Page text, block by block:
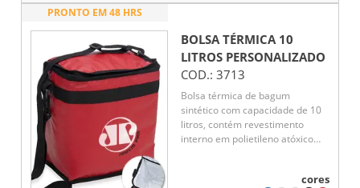
resistência e facilidade de
e passeios.
PRONTO EM 48 HRS
BOLSA TÉRMICA 10
LITROS PERSONALIZADO
COD.: 3713
Bolsa térmica de bagum
sintético com capacidade de 10
litros, contém revestimento
interno em polietileno atóxico
cores